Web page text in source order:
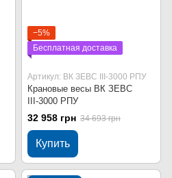
−5%
Бесплатная доставка
Артикул: ВК ЗЕВС ІІІ-3000 РПУ
Крановые весы ВК ЗЕВС
ІІІ-3000 РПУ
32 958 грн 34 693 грн
Купить